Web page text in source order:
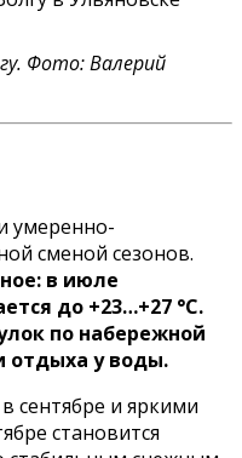
Фото: Валерий
умеренно-
сменой сезонов.
в июле
до +23…+27 °C.
по набережной
отдыха у воды.
сентябре и яркими
становится